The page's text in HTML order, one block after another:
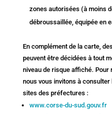
zones autorisées (à moins
débroussaillée, équipée en
En complément de la carte,
peuvent être décidées à tout
niveau de risque affiché.
nous vous invitons à
sites des préfectures :
www.corse-du-sud.gouv.fr